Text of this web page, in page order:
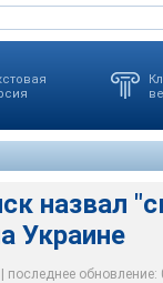
назвал
Украине
обновление: